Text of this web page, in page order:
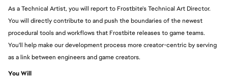
As a Technical Artist, you will report to Frostbite's Technical Art Director.
You will directly contribute to and push the boundaries of the newest
procedural tools and workflows that Frostbite releases to game teams.
You'll help make our development process more creator-centric by serving
as a link between engineers and game creators.
You Will